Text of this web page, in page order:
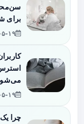
برای
چرا